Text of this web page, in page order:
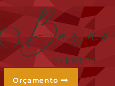
Orçamento